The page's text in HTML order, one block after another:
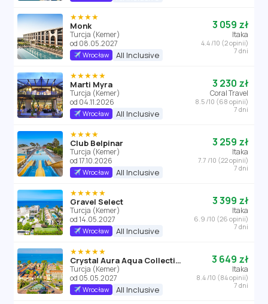
★★★★
Monk
Turcja (Kemer)
od 08.05.2027
Wrocław All Inclusive
3 059 zł
Itaka
4.4 /10 (2 opinii)
7 dni
★★★★★
Marti Myra
Turcja (Kemer)
od 04.11.2026
Wrocław All Inclusive
3 230 zł
Coral Travel
8.5 /10 (68 opinii)
7 dni
★★★★
Club Belpinar
Turcja (Kemer)
od 17.10.2026
Wrocław All Inclusive
3 259 zł
Itaka
7.7 /10 (22 opinii)
7 dni
★★★★★
Gravel Select
Turcja (Kemer)
od 14.05.2027
Wrocław All Inclusive
3 399 zł
Itaka
6.9 /10 (26 opinii)
7 dni
★★★★★
Crystal Aura Aqua Collection
Turcja (Kemer)
od 05.05.2027
Wrocław All Inclusive
3 649 zł
Itaka
8.4 /10 (84 opinii)
7 dni